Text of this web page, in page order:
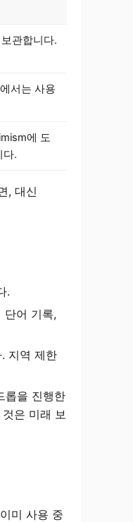
관합니다.
서는 사용
에 도
다.
, 대신
.
단어 기록,
지역 제한
롭을 진행한
은 미래 보
미 사용 중